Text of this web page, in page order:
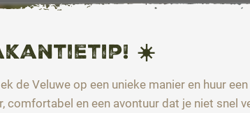
☀️
de Veluwe op een unieke manier en huur
comfortabel en een avontuur dat je niet snel